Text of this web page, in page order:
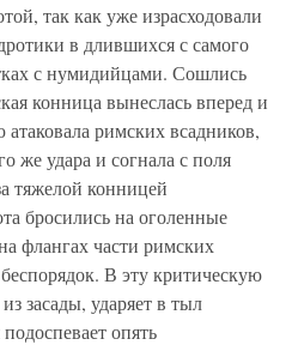
так как уже израсходовали
в длившихся с самого
с нумидийцами. Сошлись
конница вынеслась вперед и
атаковала римских всадников,
же удара и согнала с поля
тяжелой конницей
бросились на оголенные
флангах части римских
В эту критическую
засады, ударяет в тыл
опять